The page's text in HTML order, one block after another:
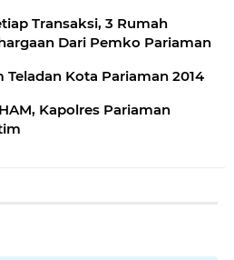
Transaksi, 3 Rumah
Dari Pemko Pariaman
Teladan Kota Pariaman 2014
Kapolres Pariaman